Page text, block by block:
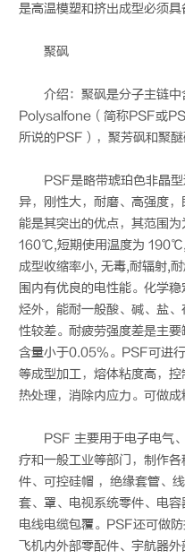
是高温模塑和挤出成型必须具
聚砜
介绍：聚砜是分子主链
Polysalfone（简称PSF或
所说的PSF），聚芳砜和聚醚
PSF是略带琥珀色非晶
异，刚性大，耐磨、高强度
能是其突出的优点，其范围
160℃,短期使用温度为 190℃,
成型收缩率小, 无毒,耐辐射,
围内有优良的电性能。化学
烃外，能耐一般酸、碱、盐
性较差。耐疲劳强度差是主
含量小于0.05%。PSF可进
等成型加工，熔体粘度高，
热处理，消除内应力。可做成
PSF 主要用于电子电气
疗和一般工业等部门，制作
件、可控硅帽 ，绝缘套管、
套、罩、电视系统零件、电容
电线电缆包覆。PSF还可做
飞机内外部零配件、宇航器